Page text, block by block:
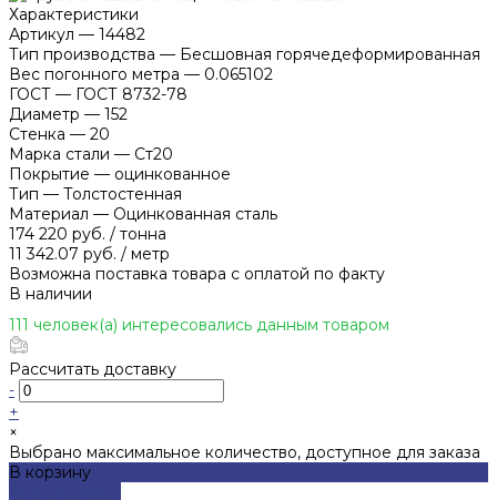
Характеристики
Артикул — 14482
Тип производства — Бесшовная горячедеформированная
Вес погонного метра — 0.065102
ГОСТ — ГОСТ 8732-78
Диаметр — 152
Стенка — 20
Марка стали — Ст20
Покрытие — оцинкованное
Тип — Толстостенная
Материал — Оцинкованная сталь
174 220 руб. / тонна
11 342.07 руб. / метр
Возможна поставка товара с оплатой по факту
В наличии
111 человек(а) интересовались данным товаром
Рассчитать доставку
-
+
×
Выбрано максимальное количество, доступное для заказа
В корзину